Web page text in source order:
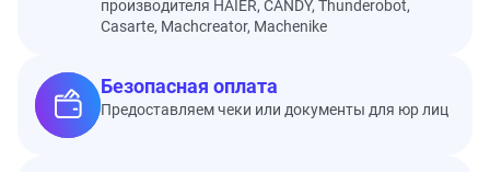
производителя HAIER, CANDY, Thunderobot,
Casarte, Machcreator, Machenike
Безопасная оплата
Предоставляем чеки или документы для юр лиц